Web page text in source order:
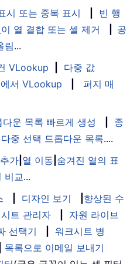
시 또는 중복 표시
빈 행
열 결합 또는 셀 제거
공
림...
VLookup
다중 값
서 VLookup
퍼지 매
다운 목록 빠르게 생성
종
다중 선택 드롭다운 목록....
가 열 이동 숨겨진 열의 표
비교...
디자인 보기
향상된 수
트 관리자
자원 라이브
선택기
워크시트 병
목록으로 이메일 보내기